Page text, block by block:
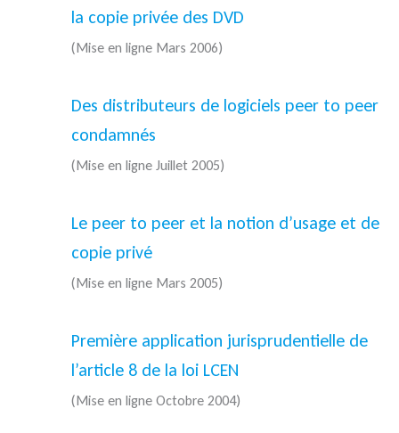
la copie privée des DVD
(Mise en ligne Mars 2006)
Des distributeurs de logiciels peer to peer
condamnés
(Mise en ligne Juillet 2005)
Le peer to peer et la notion d’usage et de
copie privé
(Mise en ligne Mars 2005)
Première application jurisprudentielle de
l’article 8 de la loi LCEN
(Mise en ligne Octobre 2004)